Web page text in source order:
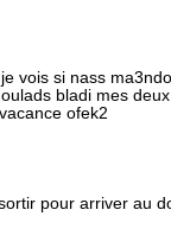
vois si nass
bladi mes
ofek2
pour arriver au